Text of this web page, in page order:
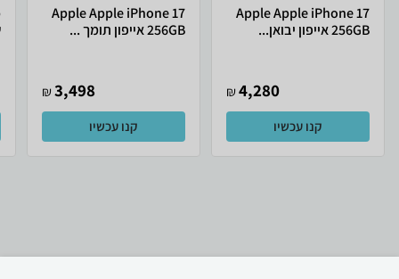
Apple Apple iPhone 17
256GB אייפון יבואן...
4,280
₪
קנו עכשיו
Apple Apple iPhone 17
256GB אייפון תומך ...
3,498
₪
קנו עכשיו